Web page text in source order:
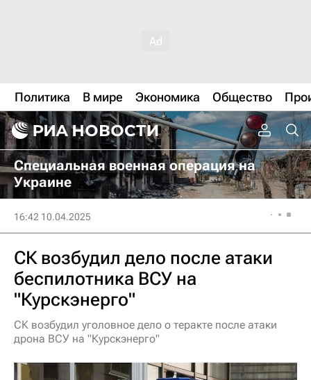
Политика В мире Экономика Общество
Специальная военная операция на
Украине
16:42 10.04.2025
СК возбудил дело после атаки
беспилотника ВСУ на
"Курскэнерго"
СК возбудил уголовное дело о теракте после атаки
дрона ВСУ на "Курскэнерго"